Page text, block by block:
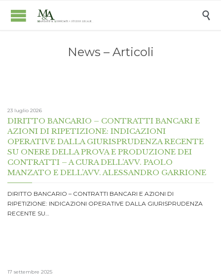

News – Articoli
23 luglio 2026
DIRITTO BANCARIO – CONTRATTI BANCARI E
AZIONI DI RIPETIZIONE: INDICAZIONI
OPERATIVE DALLA GIURISPRUDENZA RECENTE
SU ONERE DELLA PROVA E PRODUZIONE DEI
CONTRATTI – A CURA DELL’AVV. PAOLO
MANZATO E DELL’AVV. ALESSANDRO GARRIONE
DIRITTO BANCARIO – CONTRATTI BANCARI E AZIONI DI
RIPETIZIONE: INDICAZIONI OPERATIVE DALLA GIURISPRUDENZA
RECENTE SU…
17 settembre 2025